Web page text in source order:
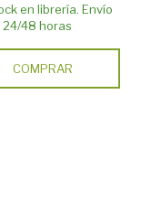
en librería. Envío
24/48 horas
COMPRAR